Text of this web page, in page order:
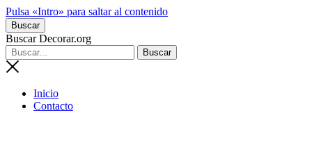
Pulsa «Intro» para saltar al contenido
Buscar
Buscar Decorar.org
Inicio
Contacto